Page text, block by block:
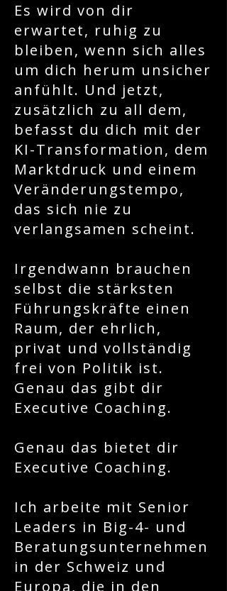
Es wird von dir
erwartet, ruhig zu
bleiben, wenn sich alles
um dich herum unsicher
anfühlt. Und jetzt,
zusätzlich zu all dem,
befasst du dich mit der
KI-Transformation, dem
Marktdruck und einem
Veränderungstempo,
das sich nie zu
verlangsamen scheint.
Irgendwann brauchen
selbst die stärksten
Führungskräfte einen
Raum, der ehrlich,
privat und vollständig
frei von Politik ist.
Genau das gibt dir
Executive Coaching.
Genau das bietet dir
Executive Coaching.
Ich arbeite mit Senior
Leaders in Big-4- und
Beratungsunternehmen
in der Schweiz und
Europa, die in den